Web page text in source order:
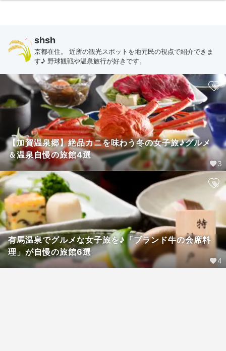
shsh
京都在住。 近所の観光スポットを地元民の視点で紹介できま
す♪ 野球観戦や温泉旅行が好きです。
【加賀温泉郷】絶品カニを味わう冬の女子旅♪グルメ
＆温泉自慢の旅館4選
3
有馬温泉でグルメな女子旅を♪「ブランド牛の会席料
理」が自慢の旅館6選
4